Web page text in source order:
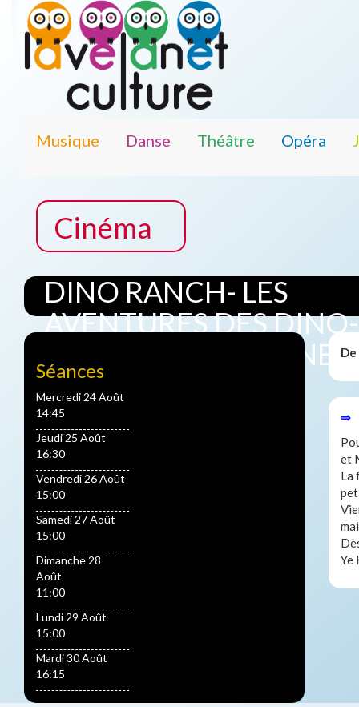
Musique Danse Théâtre Opéra
Cinéma
DINO RANCH- LES
AVENTURES DES DINO-
RANCHEURS AU
Séances
Mercredi 24 Août
14:45
Jeudi 25 Août
16:30
Vendredi 26 Août
15:00
Samedi 27 Août
15:00
Dimanche 28
Août
11:00
Lundi 29 Août
15:00
Mardi 30 Août
16:15
De
⇒
et
La
Ye